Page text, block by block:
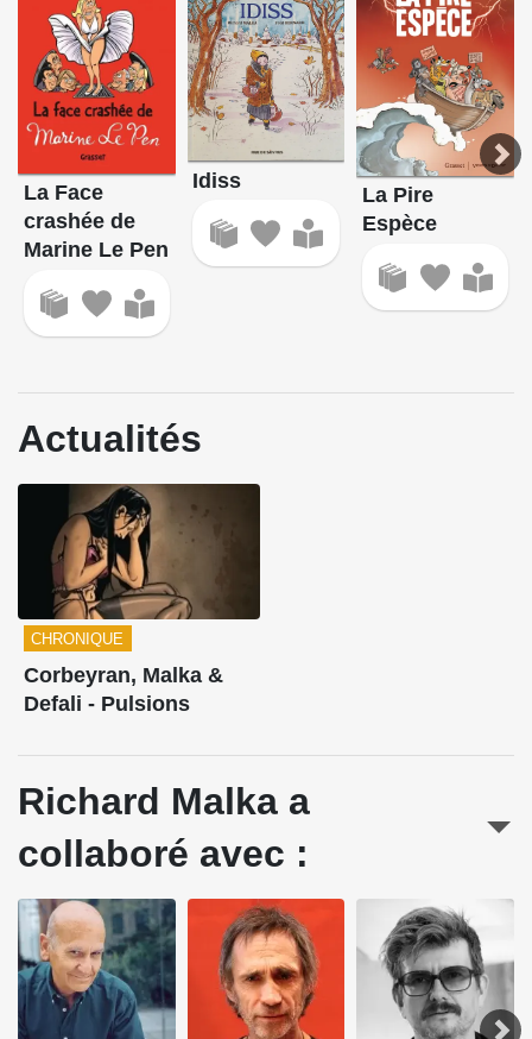
La Face
crashée de
Marine Le Pen
Idiss
La Pire
Espèce
Actualités
CHRONIQUE
Corbeyran, Malka &
Defali - Pulsions
Richard Malka a
collaboré avec :